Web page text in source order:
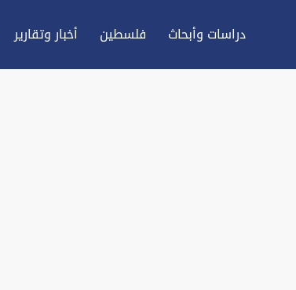
دراسات وأبحاث فلسطين أخبار وتقارير